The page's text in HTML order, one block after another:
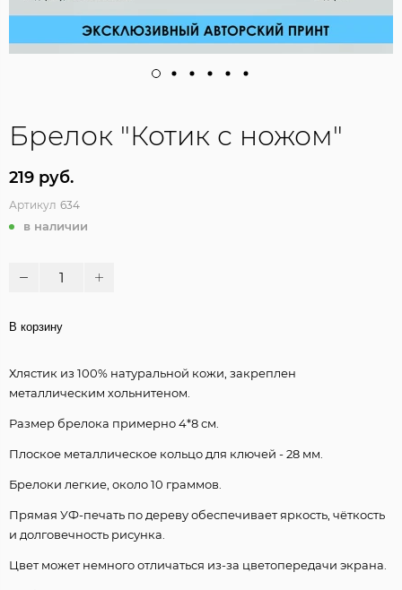
Брелок "Котик с ножом"
219 руб.
Артикул 634
в наличии
В корзину
Хлястик из 100% натуральной кожи, закреплен
металлическим хольнитеном.
Размер брелока примерно 4*8 см.
Плоское металлическое кольцо для ключей - 28 мм.
Брелоки легкие, около 10 граммов.
Прямая УФ-печать по дереву обеспечивает яркость, чёткость
и долговечность рисунка.
Цвет может немного отличаться из-за цветопередачи экрана.